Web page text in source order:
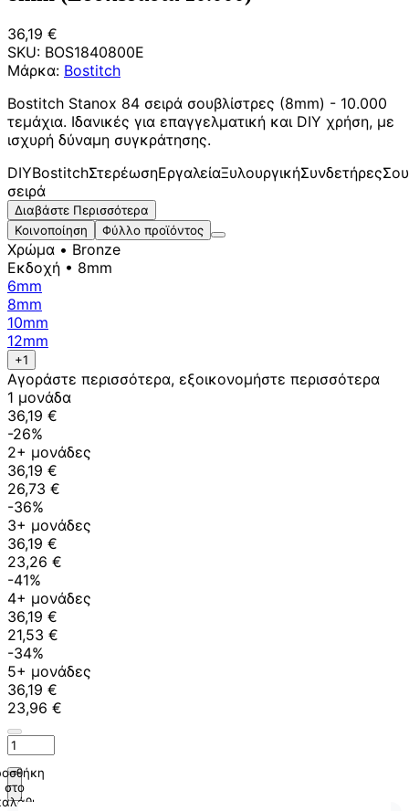
36,19 €
SKU: BOS1840800E
Μάρκα: Bostitch
Bostitch Stanox 84 σειρά σουβλίστρες (8mm) - 10.000
τεμάχια. Ιδανικές για επαγγελματική και DIY χρήση, με
ισχυρή δύναμη συγκράτησης.
DIYBostitchΣτερέωσηΕργαλείαΞυλουργικήΣυνδετήρες
σειρά
Διαβάστε Περισσότερα
Κοινοποίηση
Φύλλο προϊόντος
Χρώμα • Bronze
Εκδοχή • 8mm
6mm
8mm
10mm
12mm
+1
Αγοράστε περισσότερα, εξοικονομήστε περισσότερα
1 μονάδα
36,19 €
-26%
2+ μονάδες
36,19 €
26,73 €
-36%
3+ μονάδες
36,19 €
23,26 €
-41%
4+ μονάδες
36,19 €
21,53 €
-34%
5+ μονάδες
36,19 €
23,96 €
στο